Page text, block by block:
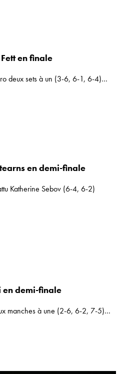
en finale
deux sets à un (3-6, 6-1, 6-4)...
en demi-finale
Katherine Sebov (6-4, 6-2)
en demi-finale
manches à une (2-6, 6-2, 7-5)...